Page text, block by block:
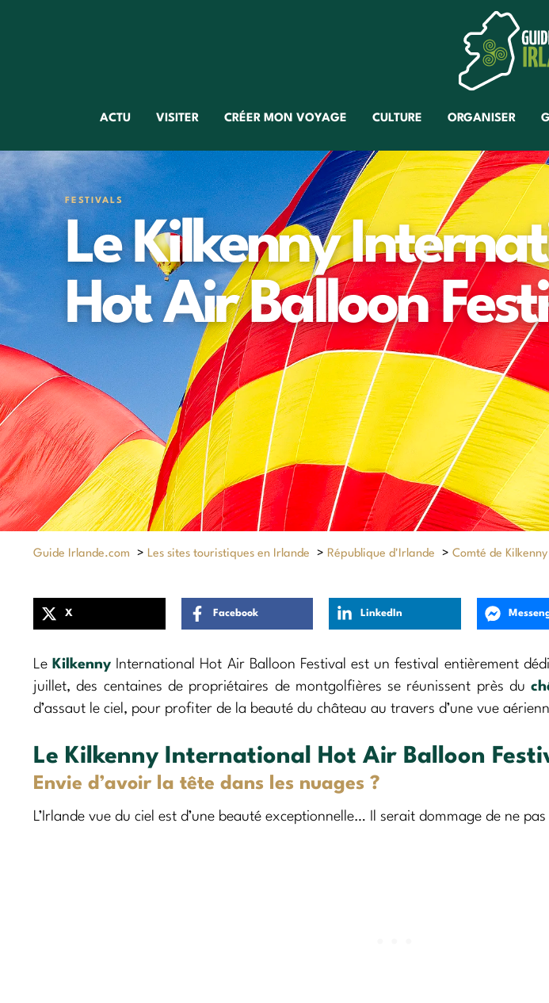
ACTU VISITER CRÉER MON VOYAGE CULTURE ORGANISER
FESTIVALS
Le Kilkenny
Hot Air Balloon
Guide Irlande.com > Les sites touristiques en Irlande > République d'Irlande > Comté de Kilkenny
X Facebook LinkedIn
Le Kilkenny International Hot Air Balloon Festival est un festival entièrement
juillet, des centaines de propriétaires de montgolfières se réunissent près du
d’assaut le ciel, pour profiter de la beauté du château au travers d’une vue
Le Kilkenny International Hot Air Balloon
Envie d’avoir la tête dans les nuages ?
L’Irlande vue du ciel est d’une beauté exceptionnelle… Il serait dommage de ne